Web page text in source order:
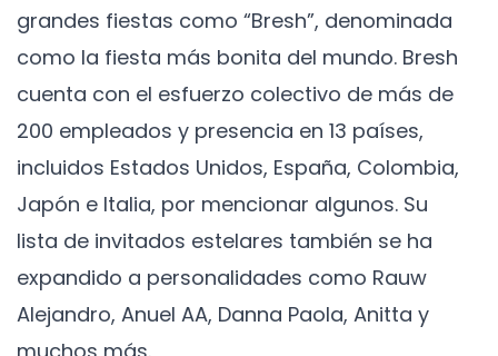
grandes fiestas como “Bresh”, denominada
como la fiesta más bonita del mundo. Bresh
cuenta con el esfuerzo colectivo de más de
200 empleados y presencia en 13 países,
incluidos Estados Unidos, España, Colombia,
Japón e Italia, por mencionar algunos. Su
lista de invitados estelares también se ha
expandido a personalidades como Rauw
Alejandro, Anuel AA, Danna Paola, Anitta y